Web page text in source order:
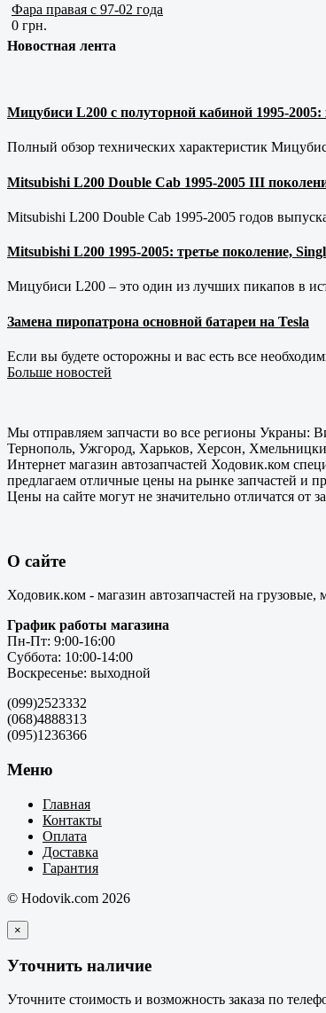
Фара правая с 97-02 года
0 грн.
Новостная лента
Мицубиси L200 с полуторной кабиной 1995-2005:
Полный обзор технических характеристик
Mitsubishi L200 Double Cab 1995-2005 III
Mitsubishi L200 Double Cab 1995-2005 годов
Mitsubishi L200 1995-2005: третье поколение,
Мицубиси L200 – это один из лучших пикапов в
Замена пиропатрона основной батареи на Tesla
Если вы будете осторожны и вас есть все
Больше новостей
Мы отправляем запчасти во все регионы Украны:
Тернополь, Ужгород, Харьков, Херсон,
Интернет магазин автозапчастей Ходовик.ком
предлагаем отличные цены на рынке запчастей и
Цены на сайте могут не значительно отличатся от
О сайте
Ходовик.ком - магазин автозапчастей на
График работы магазина
Пн-Пт: 9:00-16:00
Суббота: 10:00-14:00
Воскресенье: выходной
(099)2523332
(068)4888313
(095)1236366
Меню
Главная
Контакты
Оплата
Доставка
Гарантия
© Hodovik.com 2026
×
Уточнить наличие
Уточните стоимость и возможность заказа по